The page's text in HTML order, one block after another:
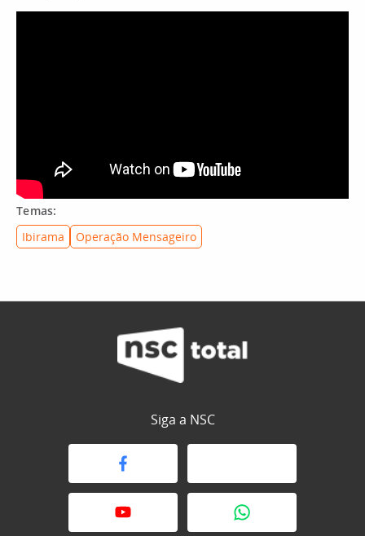
Temas:
Ibirama
Operação Mensageiro
Siga a NSC